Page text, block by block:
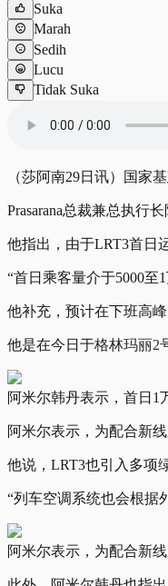
Suka
Marah
Sedih
Lucu
Tidak Suka
（莎阿南29日讯）国家
Prasarana总裁兼总执行
他指出，由于LRT3首日
“首日乘客量介于5000至
他补充，预计在下班高
他是在今日于格林玛丽2
阿米尔韩丹表示，首日1
阿米尔表示，为配合新
他说，LRT3也引入多项
“列车空调系统也会根据
阿米尔表示，为配合新